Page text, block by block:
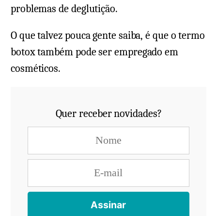
problemas de deglutição.
O que talvez pouca gente saiba, é que o termo
botox também pode ser empregado em
cosméticos.
Quer receber novidades?